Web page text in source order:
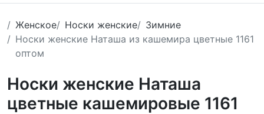
Женское Носки женские
Зимние
Носки женские Наташа из кашемира цветные 1161
оптом
Носки женские Наташа
цветные кашемировые 1161